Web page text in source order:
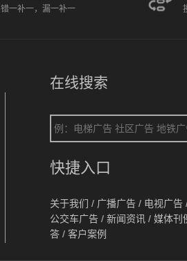
错一补一，漏一补一
在线搜索
快捷入口
关于我们 / 广播广告 / 电视广告
公交车广告 / 新闻资讯 / 媒体刊
答 / 客户案例